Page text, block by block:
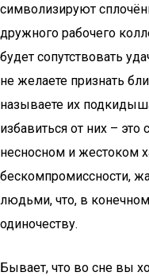
символизируют
дружного рабочего
будет сопутствовать
не желаете признать
называете их
избавиться от них –
несносном и жестоком
бескомпромиссности,
людьми, что, в
одиночеству.
Бывает, что во сне вы